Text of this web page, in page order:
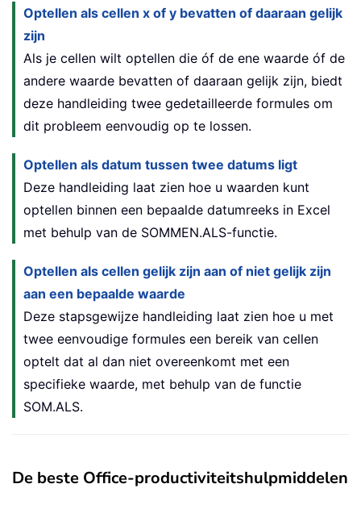
Optellen als cellen x of y bevatten of daaraan gelijk
zijn
Als je cellen wilt optellen die óf de ene waarde óf de
andere waarde bevatten of daaraan gelijk zijn, biedt
deze handleiding twee gedetailleerde formules om
dit probleem eenvoudig op te lossen.
Optellen als datum tussen twee datums ligt
Deze handleiding laat zien hoe u waarden kunt
optellen binnen een bepaalde datumreeks in Excel
met behulp van de SOMMEN.ALS-functie.
Optellen als cellen gelijk zijn aan of niet gelijk zijn
aan een bepaalde waarde
Deze stapsgewijze handleiding laat zien hoe u met
twee eenvoudige formules een bereik van cellen
optelt dat al dan niet overeenkomt met een
specifieke waarde, met behulp van de functie
SOM.ALS.
De beste Office-productiviteitshulpmiddelen